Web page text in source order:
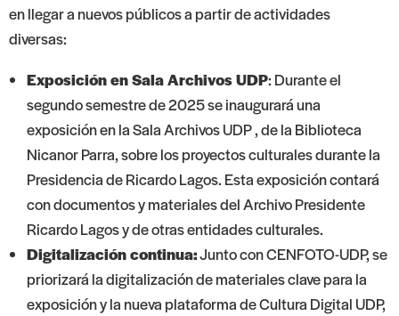
en llegar a nuevos públicos a partir de actividades
diversas:
Exposición en Sala Archivos UDP: Durante el
segundo semestre de 2025 se inaugurará una
exposición en la Sala Archivos UDP , de la Biblioteca
Nicanor Parra, sobre los proyectos culturales durante la
Presidencia de Ricardo Lagos. Esta exposición contará
con documentos y materiales del Archivo Presidente
Ricardo Lagos y de otras entidades culturales.
Digitalización continua:Junto con CENFOTO-UDP, se
priorizará la digitalización de materiales clave para la
exposición y la nueva plataforma de Cultura Digital UDP,